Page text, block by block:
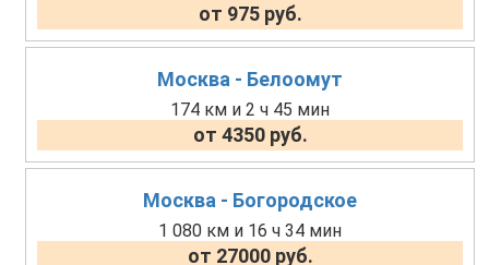
от 975 руб.
Москва - Белоомут
174 км и 2 ч 45 мин
от 4350 руб.
Москва - Богородское
1 080 км и 16 ч 34 мин
от 27000 руб.